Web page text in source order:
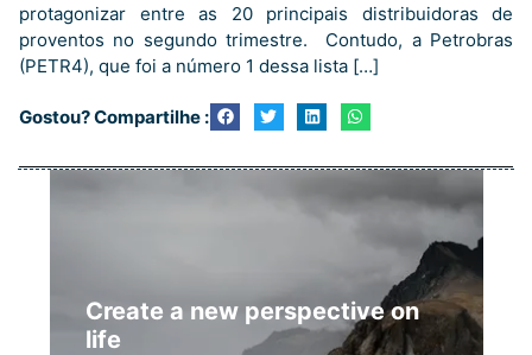
protagonizar entre as 20 principais distribuidoras de
proventos no segundo trimestre. Contudo, a Petrobras
(PETR4), que foi a número 1 dessa lista […]
Gostou? Compartilhe :
Create a new perspective on
life